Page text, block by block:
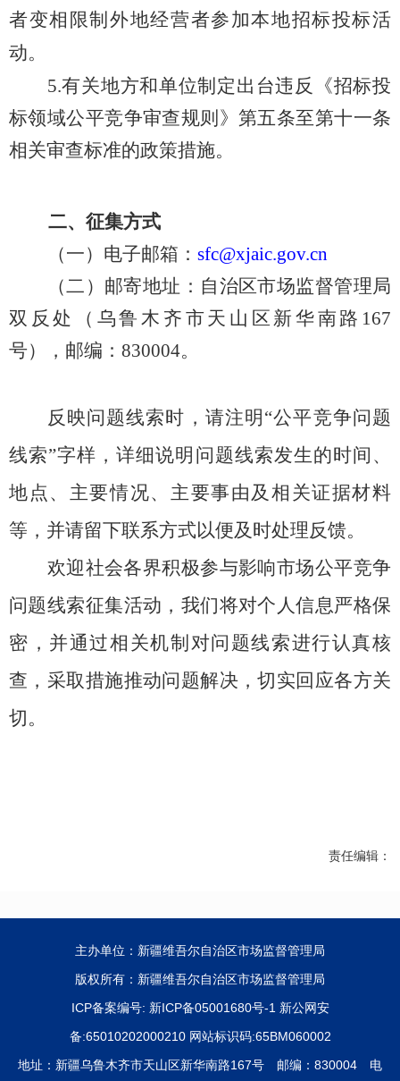
者变相限制外地经营者参加本地招标投标活
动。
5.有关地方和单位制定出台违反
《招标投
标领域公平竞争审查规则》第五条至第十一条
相关审查标准的政策措施。
二、征集方式
（一）电子邮箱： sfc@xjaic.gov.cn
（二 ）邮寄地址：自治区市场监督管理局
双反处（乌鲁木齐 市天山区新华南路 167
号），邮编：830004。
反映问题线索时，请注明 “公平竞争问题
线索”字样，详细说明 问题线索发生的时间、
地点、主要情况、主要事由及相关证据材料
等 ，并请留下联系方式以便及时处理反馈。
欢迎社会各界积极参与影响市场公平竞争
问题线索征集活动， 我们将对个人信息严格保
密，并通过相关机制 对问题线索进行认真核
查 ，采取措施推动问题解决，切实回应各方关
切。
责任编辑：
主办单位：新疆维吾尔自治区市场监督管理局
版权所有：新疆维吾尔自治区市场监督管理局
ICP备案编号: 新ICP备05001680号-1 新公网安
备:65010202000210 网站标识码:65BM060002
地址：新疆乌鲁木齐市天山区新华南路167号 邮编：830004 电